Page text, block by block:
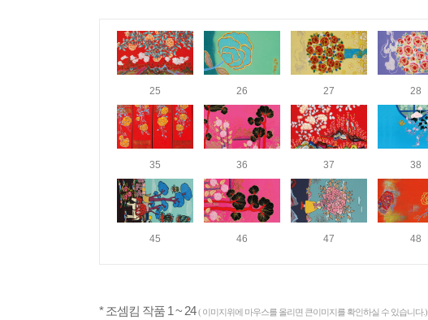
25 26 27 28
35 36 37 38
45 46 47 48
* 조셈킴 작품 1 ~ 24( 이미지위에 마우스를 올리면 큰이미지를 확인하실 수 있습니다.)